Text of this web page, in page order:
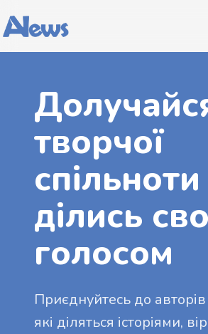
творчої
ділись
голосом
Приєднуйтесь до авторів
які діляться історіями,